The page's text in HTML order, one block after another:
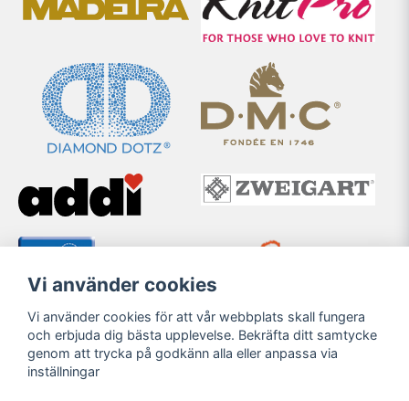
Vi använder cookies
Vi använder cookies för att vår webbplats skall fungera
och erbjuda dig bästa upplevelse. Bekräfta ditt samtycke
genom att trycka på godkänn alla eller anpassa via
inställningar